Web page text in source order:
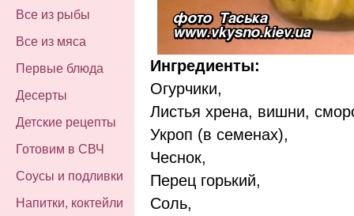
Все из рыбы
Все из мяса
Первые блюда
Десерты
Детские рецепты
Готовим в СВЧ
Соусы и подливки
Напитки, коктейли
Ингредиенты:
Огурчики,
Листья хрена, вишни,
Укроп (в семенах),
Чеснок,
Перец горький,
Соль,